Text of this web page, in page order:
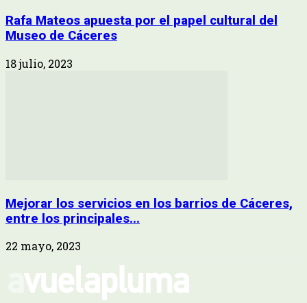
Rafa Mateos apuesta por el papel cultural del
Museo de Cáceres
18 julio, 2023
Mejorar los servicios en los barrios de Cáceres,
entre los principales...
22 mayo, 2023